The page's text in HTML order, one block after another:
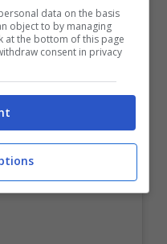
affrontiamo a
per Ballando.
social che
di vacanza per
Buona
data on the basis
object to by managing
at the bottom of this page
consent in privacy